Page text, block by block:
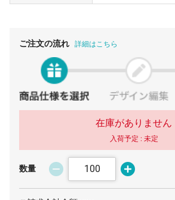
ご注文の流れ 詳細はこちら
在庫がありません
入荷予定 : 未定
数量